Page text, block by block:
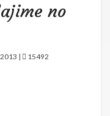
no
| 15492